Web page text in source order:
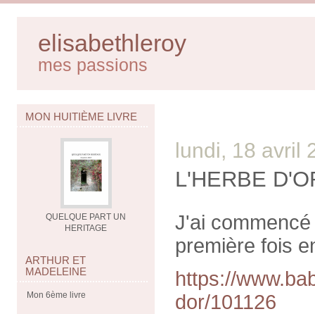
elisabethleroy
mes passions
MON HUITIÈME LIVRE
QUELQUE PART UN
HERITAGE
ARTHUR ET
MADELEINE
Mon 6ème livre
lundi, 18 avril
L'HERBE
J'ai
première fois
https://
dor/101126